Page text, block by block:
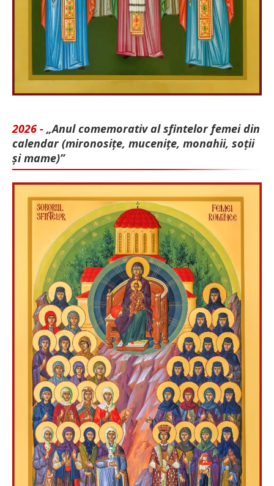
2026 - „Anul comemorativ al sfintelor femei din
calendar (mironosițe, mu­cenițe, monahii, soții
și mame)”